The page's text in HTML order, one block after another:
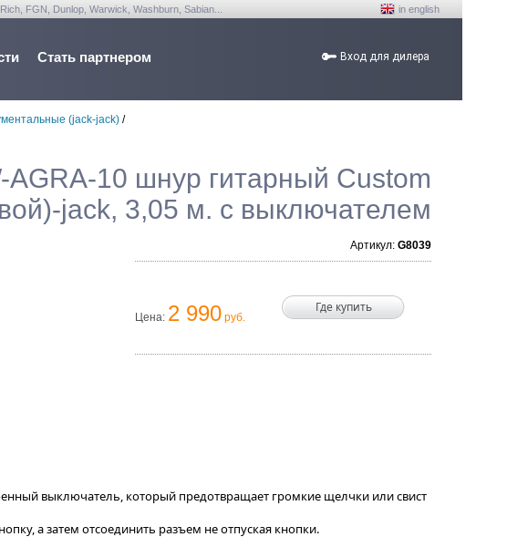
FGN, Dunlop, Warwick, Washburn, Sabian... in english
Стать партнером Вход для дилера
(jack-jack) /
AGRA-10 шнур гитарный Custom
jack, 3,05 м. с выключателем
Артикул: G8039
Цена: 2 990 руб.
Где купить
выключатель, который предотвращает громкие щелчки или свист
а затем отсоединить разъем не отпуская кнопки.